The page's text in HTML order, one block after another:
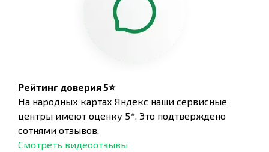
Рейтинг доверия 5⭐
На народных картах Яндекс наши сервисные
центры имеют оценку 5*. Это подтверждено
сотнями отзывов,
Смотреть видеоотзывы